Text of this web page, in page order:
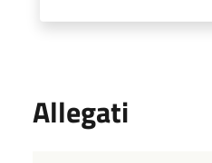
Allegati